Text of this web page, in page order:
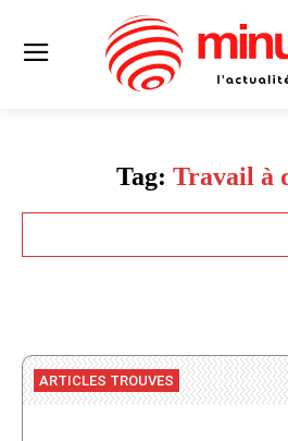
Tag: Travail à
ARTICLES TROUVES